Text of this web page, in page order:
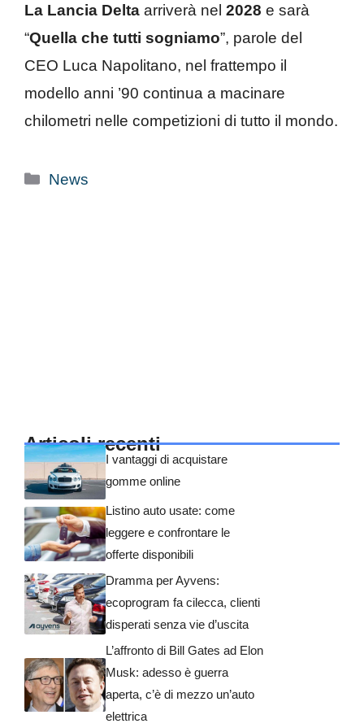
La Lancia Delta arriverà nel 2028 e sarà
“Quella che tutti sogniamo”, parole del
CEO Luca Napolitano, nel frattempo il
modello anni ’90 continua a macinare
chilometri nelle competizioni di tutto il mondo.
Categorie
News
Articoli recenti
I vantaggi di acquistare
gomme online
Listino auto usate: come
leggere e confrontare le
offerte disponibili
Dramma per Ayvens:
ecoprogram fa cilecca, clienti
disperati senza vie d’uscita
L’affronto di Bill Gates ad Elon
Musk: adesso è guerra
aperta, c’è di mezzo un’auto
elettrica